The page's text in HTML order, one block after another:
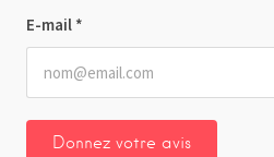
E-mail *